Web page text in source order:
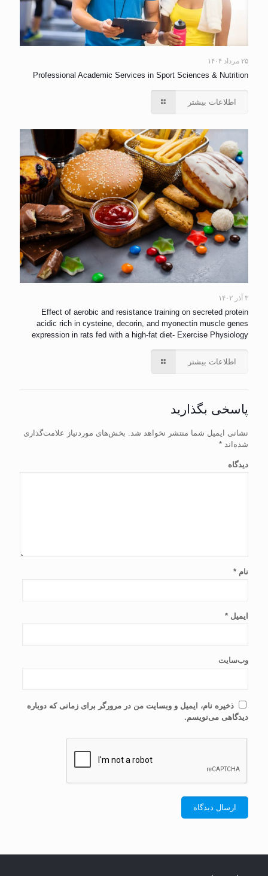
۲۵ مرداد ۱۴۰۴
Professional Academic Services in Sport Sciences & Nutrition
اطلاعات بیشتر
۳ آذر ۱۴۰۲
Effect of aerobic and resistance training on secreted protein
acidic rich in cysteine, decorin, and myonectin muscle genes
expression in rats fed with a high-fat diet- Exercise Physiology
اطلاعات بیشتر
پاسخی بگذارید
نشانی ایمیل شما منتشر نخواهد شد. بخش‌های موردنیاز علامت‌گذاری
شده‌اند *
دیدگاه
نام *
ایمیل *
وب‌سایت
ذخیره نام، ایمیل و وبسایت من در مرورگر برای زمانی که دوباره
دیدگاهی می‌نویسم.